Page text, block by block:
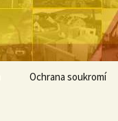
Ochrana soukromí